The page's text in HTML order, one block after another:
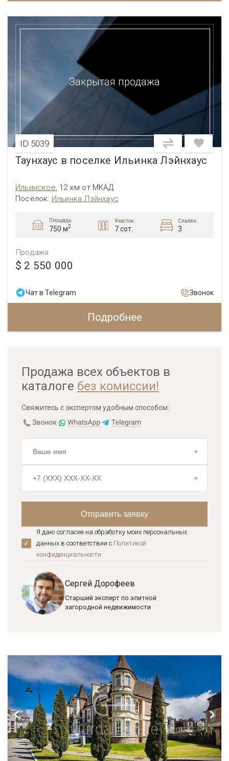
Закрытая продажа
ID 5039
Таунхаус в поселке Ильинка Лэйнхаус
Ильинское, 12 км от МКАД
Посёлок: Ильинка Лэйнхаус
Площадь:
750 м2
Участок:
7 сот.
Спален:
3
Продажа
$ 2 550 000
Чат в Telegram Звонок
Подробнее
Продажа всех объектов в
каталоге без комиссии!
Свяжитесь с экспертом удобным способом:
Я даю согласие на обработку моих персональных
данных в соответствии с Политикой
конфиденциальноcти
Сергей Дорофеев
Старший эксперт по элитной
загородной недвижимости